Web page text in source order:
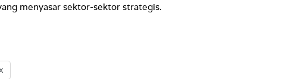
menyasar sektor-sektor strategis.